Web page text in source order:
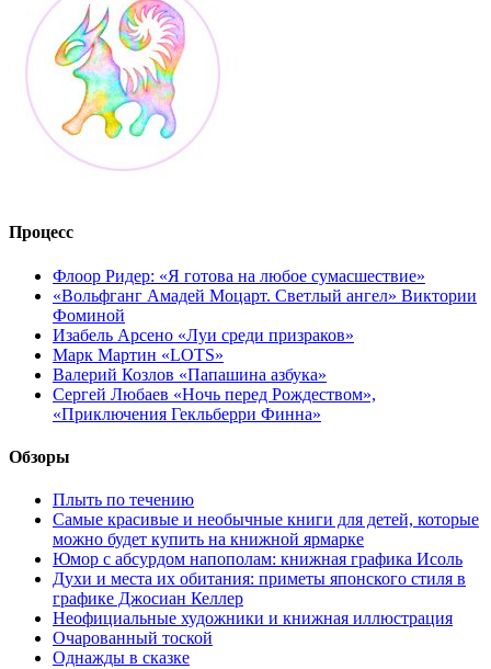
Процесс
Флоор Ридер: «Я готова на любое сумасшествие»
«Вольфганг Амадей Моцарт. Светлый ангел» Виктории
Фоминой
Изабель Арсено «Луи среди призраков»
Марк Мартин «LOTS»
Валерий Козлов «Папашина азбука»
Сергей Любаев «Ночь перед Рождеством»,
«Приключения Гекльберри Финна»
Обзоры
Плыть по течению
Самые красивые и необычные книги для детей, которые
можно будет купить на книжной ярмарке
Юмор с абсурдом напополам: книжная графика Исоль
Духи и места их обитания: приметы японского стиля в
графике Джосиан Келлер
Неофициальные художники и книжная иллюстрация
Очарованный тоской
Однажды в сказке